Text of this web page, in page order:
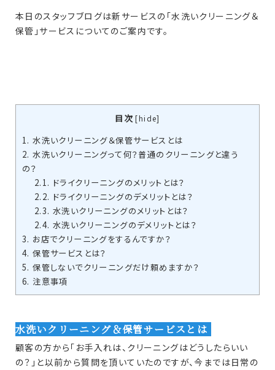
本日のスタッフブログは新サービスの「水洗いクリーニング＆
保管」サービスについてのご案内です。
目次 [hide]
1. 水洗いクリーニング＆保管サービスとは
2. 水洗いクリーニングって何？普通のクリーニングと違う
の？
2.1. ドライクリーニングのメリットとは？
2.2. ドライクリーニングのデメリットとは？
2.3. 水洗いクリーニングのメリットとは？
2.4. 水洗いクリーニングのデメリットとは？
3. お店でクリーニングをするんですか？
4. 保管サービスとは？
5. 保管しないでクリーニングだけ頼めますか？
6. 注意事項
水洗いクリーニング＆保管サービスとは
顧客の方から「お手入れは、クリーニングはどうしたらいい
の？」と以前から質問を頂いていたのですが、今までは日常の